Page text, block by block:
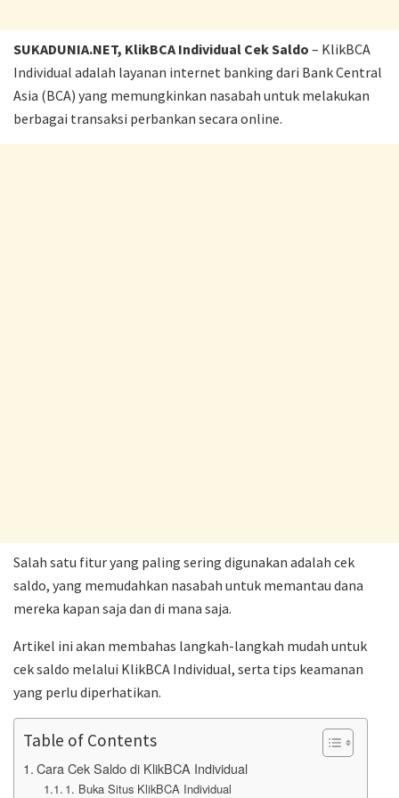
SUKADUNIA.NET, KlikBCA Individual Cek Saldo – KlikBCA
Individual adalah layanan internet banking dari Bank Central
Asia (BCA) yang memungkinkan nasabah untuk melakukan
berbagai transaksi perbankan secara online.
Salah satu fitur yang paling sering digunakan adalah cek
saldo, yang memudahkan nasabah untuk memantau dana
mereka kapan saja dan di mana saja.
Artikel ini akan membahas langkah-langkah mudah untuk
cek saldo melalui KlikBCA Individual, serta tips keamanan
yang perlu diperhatikan.
Table of Contents
Cara Cek Saldo di KlikBCA Individual
1. Buka Situs KlikBCA Individual